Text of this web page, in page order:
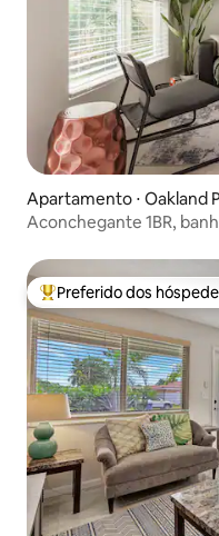
Apartamento ⋅ Oakland
Aconchegante 1BR,
Entre os melhores
Preferido dos